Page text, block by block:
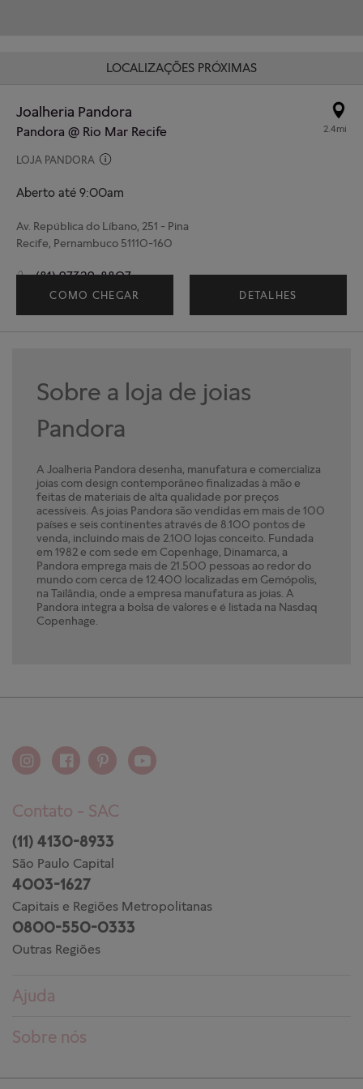
LOCALIZAÇÕES PRÓXIMAS
Joalheria Pandora
Pandora @ Rio Mar Recife
LOJA PANDORA
Aberto até 9:00am
2.4mi
Av. República do Líbano, 251 - Pina
Recife, Pernambuco 51110-160
(81) 97329-8807
COMO CHEGAR DETALHES
Sobre a loja de joias
Pandora
A Joalheria Pandora desenha, manufatura e comercializa
joias com design contemporâneo finalizadas à mão e
feitas de materiais de alta qualidade por preços
acessíveis. As joias Pandora são vendidas em mais de 100
países e seis continentes através de 8.100 pontos de
venda, incluindo mais de 2.100 lojas conceito. Fundada
em 1982 e com sede em Copenhage, Dinamarca, a
Pandora emprega mais de 21.500 pessoas ao redor do
mundo com cerca de 12.400 localizadas em Gemópolis,
na Tailândia, onde a empresa manufatura as joias. A
Pandora integra a bolsa de valores e é listada na Nasdaq
Copenhage.
Ajuda
Entregas
Sobre nós
Contato - SAC
(11) 4130-8933
São Paulo Capital
4003-1627
Capitais e Regiões Metropolitanas
0800-550-0333
Outras Regiões